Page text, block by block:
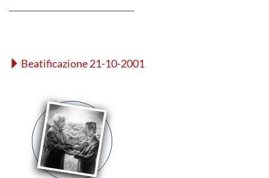
Beatificazione 21-10-2001